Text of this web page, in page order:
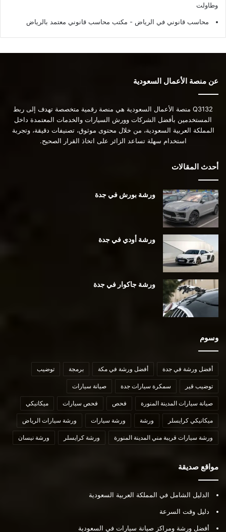
وطاولت
محاسب قانوني في الرياض - مكتب محاسب قانوني معتمد بالرياض
عن منصة الأعمال السعودية
Q3132 منصة الأعمال السعودية هي منصة رقمية متخصصة تهدف إلى ربط
المستخدمين بأفضل الشركات وورش السيارات والخدمات المعتمدة داخل
المملكة العربية السعودية، من خلال محتوى موثوق، تصنيفات دقيقة، وتجربة
استخدام سهلة تساعد الزائر على اتخاذ القرار الصحيح.
أحدث المقالات
ورشة بورش في جدة
ورشة أودي في جدة
ورشة جاكوار في جدة
وسوم
أفضل ورشة في جدة أفضل ورشة في مكة برمجة توضيب
توضيب قير سمكرة سيارات جدة صيانة سيارات
صيانة سيارات المدينة المنورة فحص فحص سيارات ميكانيكي
ميكانيكي كرايسلر ورشة ورشة سيارات ورشة سيارات الرياض
ورشة سيارات قريبة مني المدينة المنورة ورشة كرايسلر ورشة نيسان
مواقع صديقة
الدليل الشامل في المملكة العربية السعودية
دليل وقت السرعة
أفضل ورشة ومراكز صيانة سيارات في السعودية